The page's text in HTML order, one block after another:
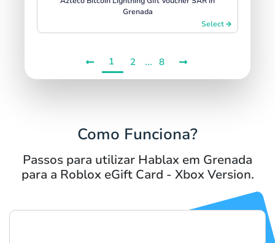
Grenada
Select
1 2 ... 8
Como Funciona?
Passos para utilizar Hablax em Grenada
para a Roblox eGift Card - Xbox Version.